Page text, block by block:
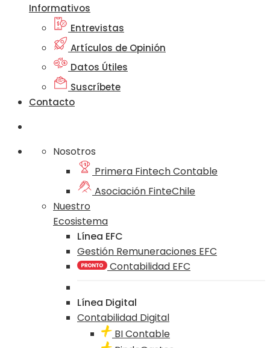
Informativos
Entrevistas
Artículos de Opinión
Datos Útiles
Suscríbete
Contacto
Nosotros
Primera Fintech Contable
Asociación FinteChile
Nuestro
Ecosistema
Línea EFC
Gestión Remuneraciones EFC
Contabilidad EFC
Línea Digital
Contabilidad Digital
BI Contable